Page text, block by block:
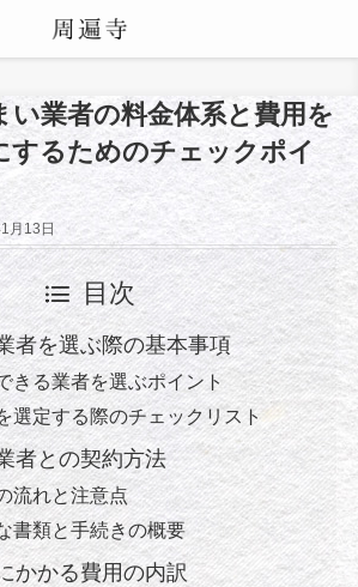
い業者の料金体系と費用を
するためのチェックポイ
月13日
目次
者を選ぶ際の基本事項
きる業者を選ぶポイント
選定する際のチェックリスト
者との契約方法
流れと注意点
書類と手続きの概要
かかる費用の内訳